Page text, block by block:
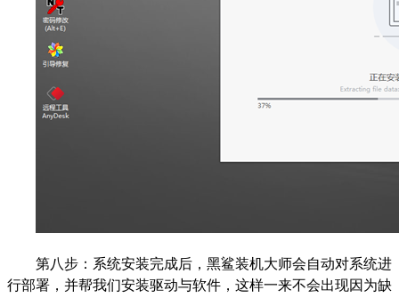
第八步：系统安装完成后，黑鲨装机大师会自动对系统进
行部署，并帮我们安装驱动与软件，这样一来不会出现因为缺